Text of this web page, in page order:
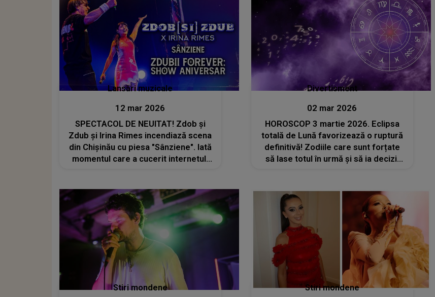
mulțumesc lui..."
Lansări muzicale
12 mar 2026
SPECTACOL DE NEUITAT! Zdob și
Zdub și Irina Rimes incendiază scena
din Chișinău cu piesa "Sânziene". Iată
momentul care a cucerit internetul:
nebune"
Divertisment
02 mar 2026
HOROSCOP 3 martie 2026. Eclipsa
totală de Lună favorizează o ruptură
definitivă! Zodiile care sunt forțate
să lase totul în urmă și să ia decizii
schimbă
Stiri mondene Stiri mondene